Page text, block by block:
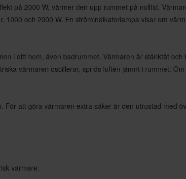
på 2000 W, värmer den upp rummet på nolltid.
1000 och 2000 W. En strömindikatorlampa visar om
i ditt hem, även badrummet. Värmaren är stänktät
värmaren oscillerar, sprids luften jämnt i rummet.
att göra värmaren extra säker är den utrustad med
värmare: